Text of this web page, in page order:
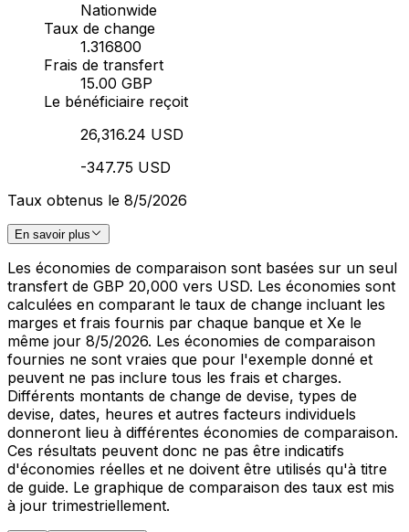
Nationwide
Taux de change
1.316800
Frais de transfert
15.00 GBP
Le bénéficiaire reçoit
26,316.24 USD
-347.75 USD
Taux obtenus le 8/5/2026
En savoir plus
Les économies de comparaison sont basées sur un seul
transfert de GBP 20,000 vers USD. Les économies sont
calculées en comparant le taux de change incluant les
marges et frais fournis par chaque banque et Xe le
même jour 8/5/2026. Les économies de comparaison
fournies ne sont vraies que pour l'exemple donné et
peuvent ne pas inclure tous les frais et charges.
Différents montants de change de devise, types de
devise, dates, heures et autres facteurs individuels
donneront lieu à différentes économies de comparaison.
Ces résultats peuvent donc ne pas être indicatifs
d'économies réelles et ne doivent être utilisés qu'à titre
de guide. Le graphique de comparaison des taux est mis
à jour trimestriellement.